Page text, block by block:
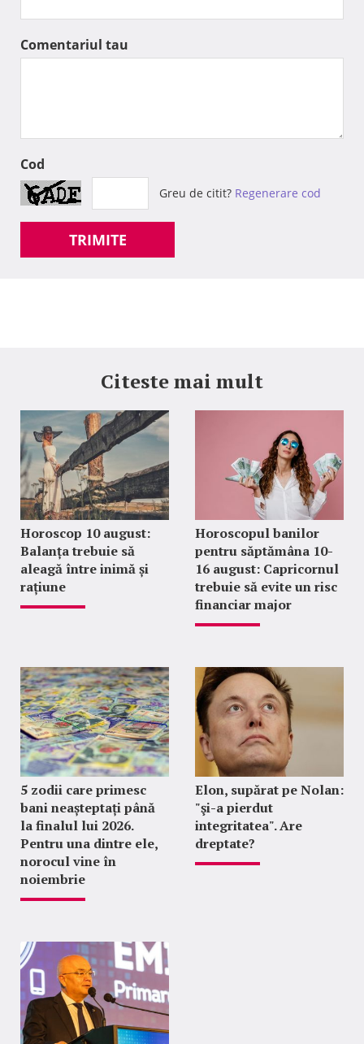
Comentariul tau
Cod
Greu de citit? Regenerare cod
TRIMITE
Citeste mai mult
Horoscop 10 august:
Balanța trebuie să
aleagă între inimă și
rațiune
Horoscopul banilor
pentru săptămâna 10-
16 august: Capricornul
trebuie să evite un risc
financiar major
5 zodii care primesc
bani neașteptați până
la finalul lui 2026.
Pentru una dintre ele,
norocul vine în
noiembrie
Elon, supărat pe Nolan:
"şi-a pierdut
integritatea". Are
dreptate?